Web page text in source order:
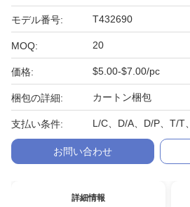
モデル番号: T432690
MOQ: 20
価格: $5.00-$7.00/pc
梱包の詳細: カートン梱包
支払い条件: L/C、D/A、D/P、T/T
お問い合わせ
詳細情報